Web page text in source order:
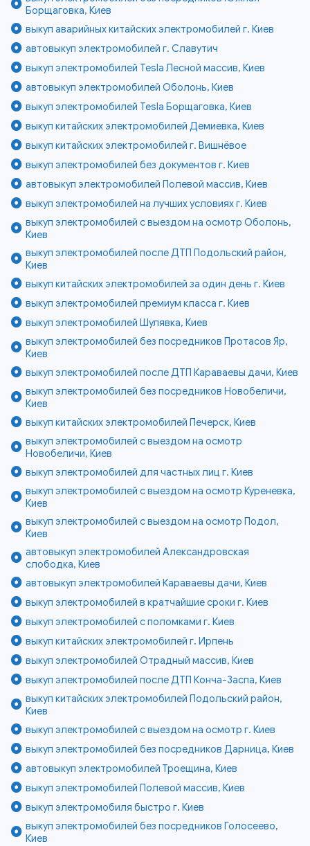
Борщаговка, Киев
выкуп аварийных китайских электромобилей г. Киев
автовыкуп электромобилей г. Славутич
выкуп электромобилей Tesla Лесной массив, Киев
автовыкуп электромобилей Оболонь, Киев
выкуп электромобилей Tesla Борщаговка, Киев
выкуп китайских электромобилей Демиевка, Киев
выкуп китайских электромобилей г. Вишнёвое
выкуп электромобилей без документов г. Киев
автовыкуп электромобилей Полевой массив, Киев
выкуп электромобилей на лучших условиях г. Киев
выкуп электромобилей с выездом на осмотр Оболонь,
Киев
выкуп электромобилей после ДТП Подольский район,
Киев
выкуп китайских электромобилей за один день г. Киев
выкуп электромобилей премиум класса г. Киев
выкуп электромобилей Шулявка, Киев
выкуп электромобилей без посредников Протасов Яр,
Киев
выкуп электромобилей после ДТП Караваевы дачи, Киев
выкуп электромобилей без посредников Новобеличи,
Киев
выкуп китайских электромобилей Печерск, Киев
выкуп электромобилей с выездом на осмотр
Новобеличи, Киев
выкуп электромобилей для частных лиц г. Киев
выкуп электромобилей с выездом на осмотр Куреневка,
Киев
выкуп электромобилей с выездом на осмотр Подол,
Киев
автовыкуп электромобилей Александровская
слободка, Киев
автовыкуп электромобилей Караваевы дачи, Киев
выкуп электромобилей в кратчайшие сроки г. Киев
выкуп электромобилей с поломками г. Киев
выкуп китайских электромобилей г. Ирпень
выкуп электромобилей Отрадный массив, Киев
выкуп электромобилей после ДТП Конча-Заспа, Киев
выкуп китайских электромобилей Подольский район,
Киев
выкуп электромобилей с выездом на осмотр г. Киев
выкуп электромобилей без посредников Дарница, Киев
автовыкуп электромобилей Троещина, Киев
выкуп электромобилей Полевой массив, Киев
выкуп электромобиля быстро г. Киев
выкуп электромобилей без посредников Голосеево,
Киев